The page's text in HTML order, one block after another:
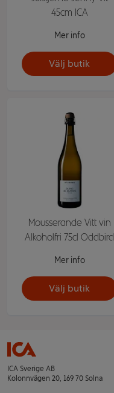
45cm ICA
Mer info
Välj butik
Mousserande Vitt vin
Alkoholfri 75cl Oddbird
Mer info
Välj butik
ICA Sverige AB
Kolonnvägen 20, 169 70 Solna